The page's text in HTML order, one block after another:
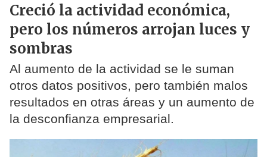
Creció la actividad económica,
pero los números arrojan luces y
sombras
Al aumento de la actividad se le suman
otros datos positivos, pero también malos
resultados en otras áreas y un aumento de
la desconfianza empresarial.